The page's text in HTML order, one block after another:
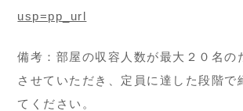
usp=pp_url
備考：部屋の収容人数が最大２０名の
させていただき、定員に達した段階で
てください。